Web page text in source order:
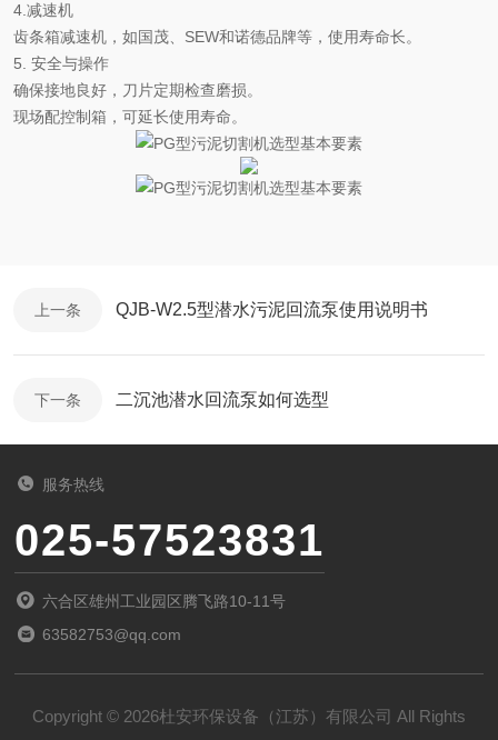
4. 减速机
齿条箱减速机，如国茂、 SEW和诺德品牌等，使用寿命长。
5. 安全与操作‌
确保接地良好，刀片定期检查磨损。
现场配控制箱，可延长使用寿命。
上一条 QJB-W2.5型潜水污泥回流泵使用说明书
下一条 二沉池潜水回流泵如何选型
服务热线
025-57523831
六合区雄州工业园区腾飞路10-11号
63582753@qq.com
Copyright © 2026杜安环保设备（江苏）有限公司 All Rights